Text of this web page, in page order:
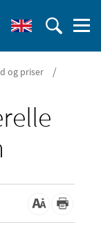
og priser /